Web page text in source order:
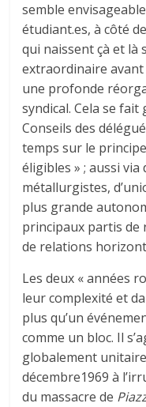
semble
étudiant.es, à côté
qui naissent çà et
extraordinaire
une profonde
syndical. Cela se fait
Conseils des
temps sur le
éligibles » ; aussi
métallurgistes,
plus grande
principaux partis de
de relations
Les deux « années
leur complexité et
plus qu’un
comme un bloc. Il
globalement
décembre1969 à
du massacre de